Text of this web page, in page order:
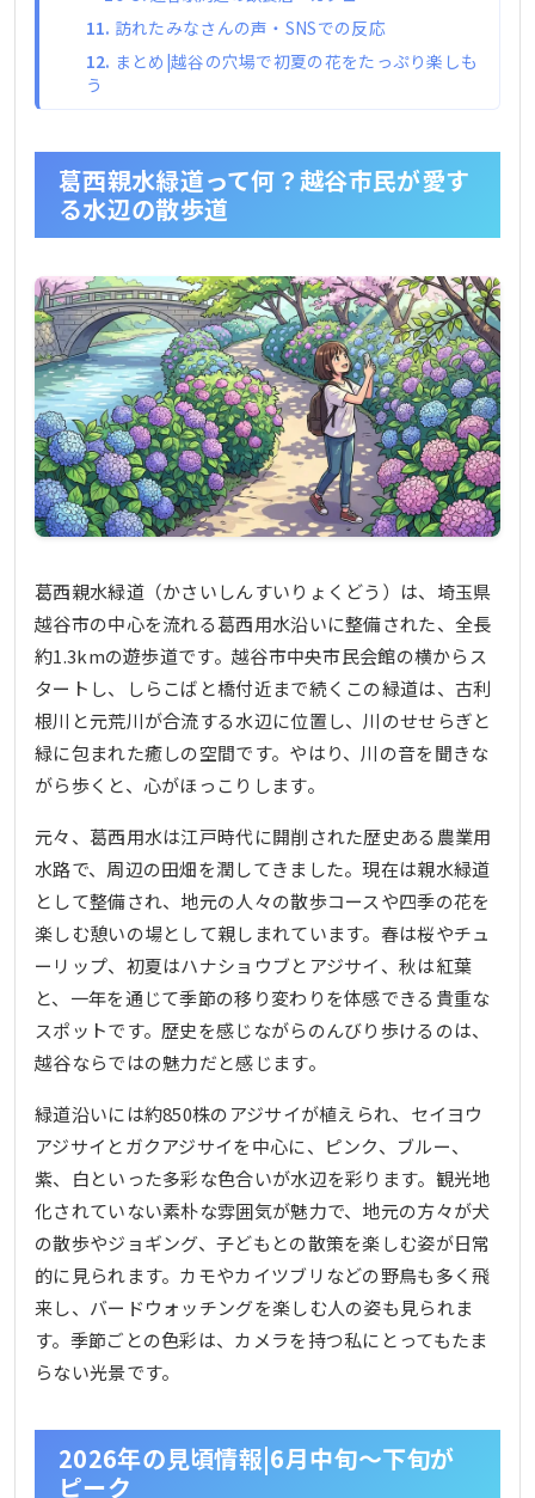
訪れたみなさんの声・SNSでの反応
まとめ|越谷の穴場で初夏の花をたっぷり楽しも
う
葛西親水緑道って何？越谷市民が愛す
る水辺の散歩道
葛西親水緑道（かさいしんすいりょくどう）は、埼玉県
越谷市の中心を流れる葛西用水沿いに整備された、全長
約1.3kmの遊歩道です。越谷市中央市民会館の横からス
タートし、しらこばと橋付近まで続くこの緑道は、古利
根川と元荒川が合流する水辺に位置し、川のせせらぎと
緑に包まれた癒しの空間です。やはり、川の音を聞きな
がら歩くと、心がほっこりします。
元々、葛西用水は江戸時代に開削された歴史ある農業用
水路で、周辺の田畑を潤してきました。現在は親水緑道
として整備され、地元の人々の散歩コースや四季の花を
楽しむ憩いの場として親しまれています。春は桜やチュ
ーリップ、初夏はハナショウブとアジサイ、秋は紅葉
と、一年を通じて季節の移り変わりを体感できる貴重な
スポットです。歴史を感じながらのんびり歩けるのは、
越谷ならではの魅力だと感じます。
緑道沿いには約850株のアジサイが植えられ、セイヨウ
アジサイとガクアジサイを中心に、ピンク、ブルー、
紫、白といった多彩な色合いが水辺を彩ります。観光地
化されていない素朴な雰囲気が魅力で、地元の方々が犬
の散歩やジョギング、子どもとの散策を楽しむ姿が日常
的に見られます。カモやカイツブリなどの野鳥も多く飛
来し、バードウォッチングを楽しむ人の姿も見られま
す。季節ごとの色彩は、カメラを持つ私にとってもたま
らない光景です。
2026年の見頃情報|6月中旬〜下旬が
ピーク